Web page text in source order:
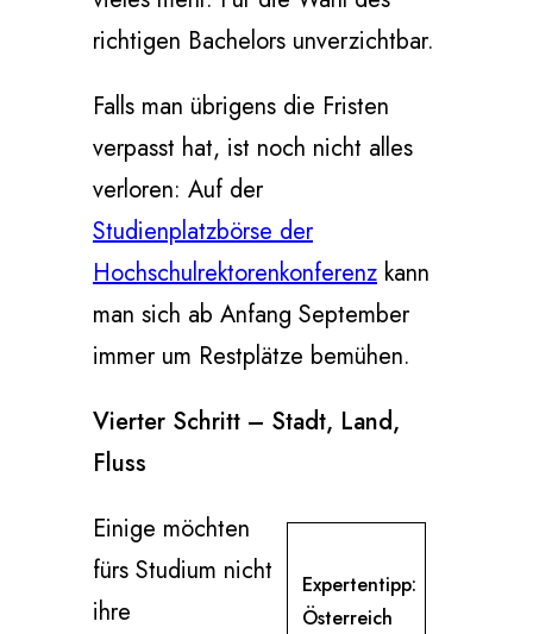
richtigen Bachelors unverzichtbar.
Falls man übrigens die Fristen
verpasst hat, ist noch nicht alles
verloren: Auf der
Studienplatzbörse der
Hochschulrektorenkonferenz kann
man sich ab Anfang September
immer um Restplätze bemühen.
Vierter Schritt – Stadt, Land,
Fluss
Expertentipp:
Österreich
Einige möchten
fürs Studium nicht
ihre